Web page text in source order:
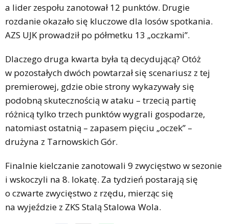
a lider zespołu zanotował 12 punktów. Drugie
rozdanie okazało się kluczowe dla losów spotkania.
AZS UJK prowadził po półmetku 13 „oczkami”.
Dlaczego druga kwarta była tą decydującą? Otóż
w pozostałych dwóch powtarzał się scenariusz z tej
premierowej, gdzie obie strony wykazywały się
podobną skutecznością w ataku – trzecią partię
różnicą tylko trzech punktów wygrali gospodarze,
natomiast ostatnią – zapasem pięciu „oczek” –
drużyna z Tarnowskich Gór.
Finalnie kielczanie zanotowali 9 zwycięstwo w sezonie
i wskoczyli na 8. lokatę. Za tydzień postarają się
o czwarte zwycięstwo z rzędu, mierząc się
na wyjeździe z ZKS Stalą Stalowa Wola.